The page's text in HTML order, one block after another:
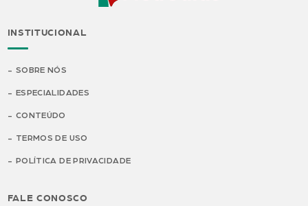
INSTITUCIONAL
SOBRE NÓS
ESPECIALIDADES
CONTEÚDO
TERMOS DE USO
POLÍTICA DE PRIVACIDADE
FALE CONOSCO